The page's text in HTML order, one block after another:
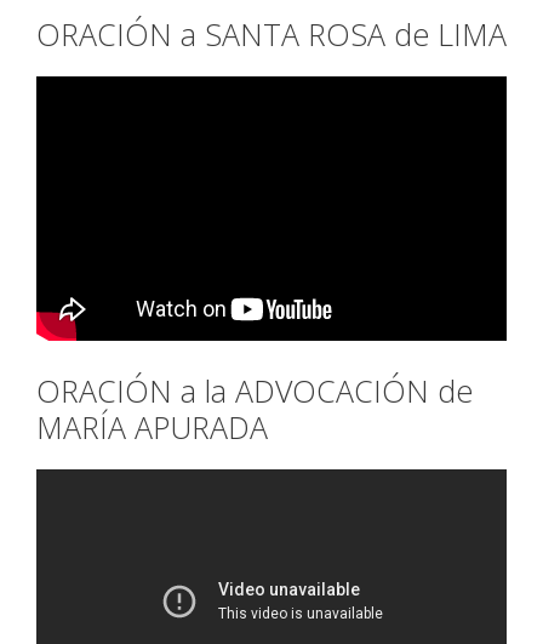
ORACIÓN a SANTA ROSA de LIMA
ORACIÓN a la ADVOCACIÓN de
MARÍA APURADA